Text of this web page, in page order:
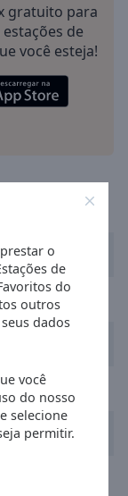
o
de
do
outros
dados
você
do nosso
selecione
permitir.
gratuito para
de
você esteja!